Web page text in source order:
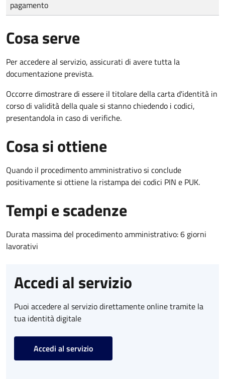
pagamento
Cosa serve
Per accedere al servizio, assicurati di avere tutta la
documentazione prevista.
Occorre dimostrare di essere il titolare della carta d'identità in
corso di validità della quale si stanno chiedendo i codici,
presentandola in caso di verifiche.
Cosa si ottiene
Quando il procedimento amministrativo si conclude
positivamente si ottiene la ristampa dei codici PIN e PUK.
Tempi e scadenze
Durata massima del procedimento amministrativo: 6 giorni
lavorativi
Accedi al servizio
Puoi accedere al servizio direttamente online tramite la
tua identità digitale
Accedi al servizio